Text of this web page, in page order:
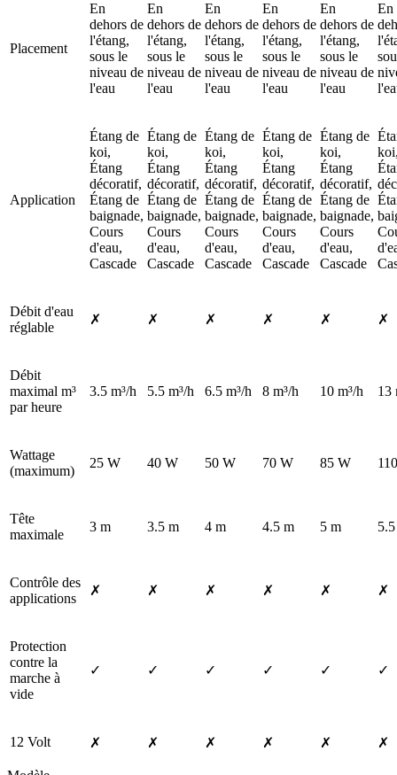
Placement
En
dehors de
l'étang,
sous le
niveau de
l'eau
En
dehors de
l'étang,
sous le
niveau de
l'eau
En
dehors de
l'étang,
sous le
niveau de
l'eau
En
dehors de
l'étang,
sous le
niveau de
l'eau
En
dehors de
l'étang,
sous le
niveau de
l'eau
En
Application
Étang de
koi,
Étang
décoratif,
Étang de
baignade,
Cours
d'eau,
Cascade
Étang de
koi,
Étang
décoratif,
Étang de
baignade,
Cours
d'eau,
Cascade
Étang de
koi,
Étang
décoratif,
Étang de
baignade,
Cours
d'eau,
Cascade
Étang de
koi,
Étang
décoratif,
Étang de
baignade,
Cours
d'eau,
Cascade
Étang de
koi,
Étang
décoratif,
Étang de
baignade,
Cours
d'eau,
Cascade
Débit d'eau
réglable
✗ ✗ ✗ ✗ ✗ ✗
Débit
maximal m³
par heure
3.5 m³/h 5.5 m³/h 6.5 m³/h 8 m³/h 10 m³/h 13
Wattage
(maximum)
25 W 40 W 50 W 70 W 85 W
Tête
maximale
3 m 3.5 m 4 m 4.5 m 5 m
Contrôle des
applications
✗ ✗ ✗ ✗ ✗ ✗
Protection
contre la
marche à
vide
✓ ✓ ✓ ✓ ✓ ✓
12 Volt ✗ ✗ ✗ ✗ ✗ ✗